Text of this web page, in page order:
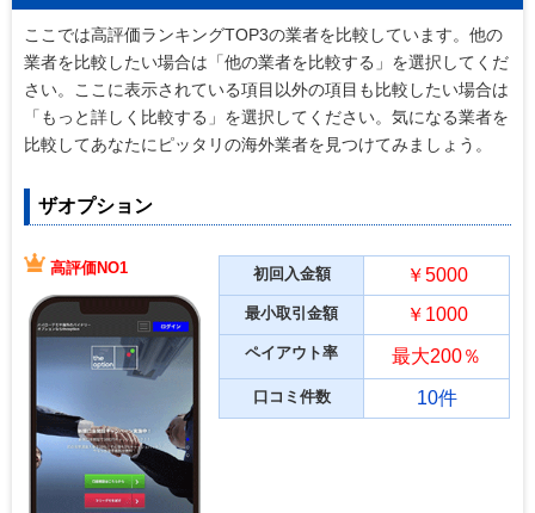
ここでは高評価ランキングTOP3の業者を比較しています。他の
業者を比較したい場合は「他の業者を比較する」を選択してくだ
さい。ここに表示されている項目以外の項目も比較したい場合は
「もっと詳しく比較する」を選択してください。気になる業者を
比較してあなたにピッタリの海外業者を見つけてみましょう。
ザオプション
高評価NO1 初回入金額 ￥5000
最小取引金額 ￥1000
ペイアウト率 最大200％
口コミ件数 10件